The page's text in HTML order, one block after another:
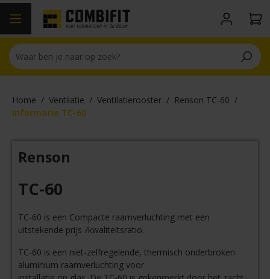
Home / Ventilatie / Ventilatierooster / Renson TC-60 /
Informatie TC-60
Renson
TC-60
TC-60 is een Compacte raamverluchting met een
uitstekende prijs-/kwaliteitsratio.
TC-60 is een niet-zelfregelende, thermisch onderbroken
aluminium raamverluchting voor